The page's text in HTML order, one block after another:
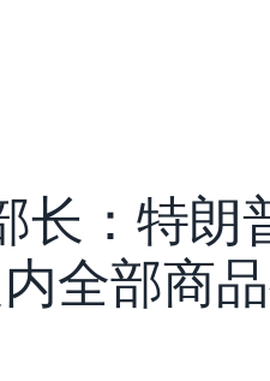
长：特朗
全部商